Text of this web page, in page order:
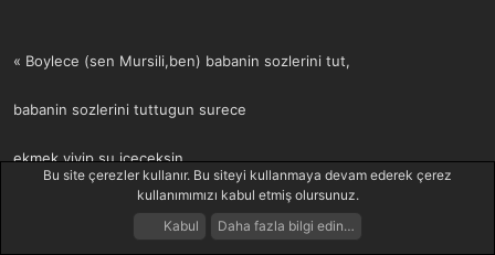
« Boylece (sen Mursili,ben) babanin sozlerini tut,
babanin sozlerini tuttugun surece
ekmek yiyip su içeceksin.
Neler Yeni Giriş Yap
Bu site çerezler kullanır. Bu siteyi kullanmaya devam ederek çerez
kullanımımızı kabul etmiş olursunuz.
Kabul
Daha fazla bilgi edin…